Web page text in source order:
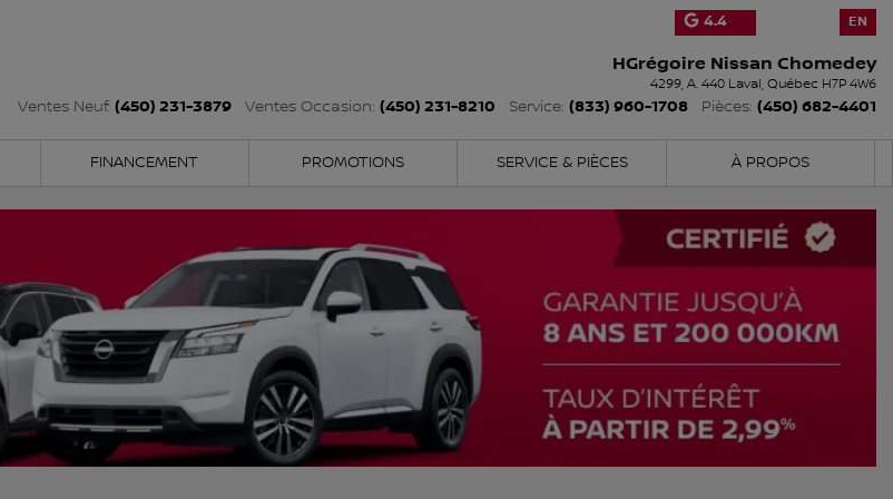
4.4 EN
HGrégoire Nissan Chomedey
4299, A. 440 Laval, Québec H7P 4W6
Ventes Neuf: (450) 231-3879 Ventes Occasion: (450) 231-8210 Service: (833) 960-1708 Pièces: (450) 682-4401
FINANCEMENT PROMOTIONS SERVICE & PIÈCES À PROPOS